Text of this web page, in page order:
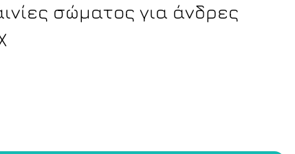
σώματος για άνδρες